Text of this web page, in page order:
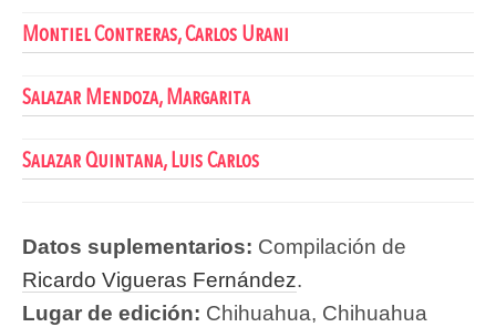
Montiel Contreras, Carlos Urani
Salazar Mendoza, Margarita
Salazar Quintana, Luis Carlos
Datos suplementarios: Compilación de
Ricardo Vigueras Fernández.
Lugar de edición: Chihuahua, Chihuahua